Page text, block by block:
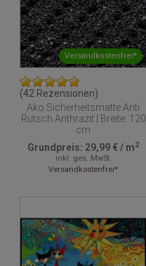
Versandkostenfrei*
(42 Rezensionen)
Ako Sicherheitsmatte Anti
Rutsch Anthrazit | Breite: 120
cm
Grundpreis: 29,99 €/ m2
inkl. ges. MwSt.
Versandkostenfrei*